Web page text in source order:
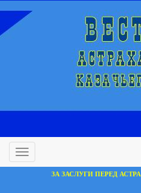
ЗА ЗАСЛУГИ ПЕРЕД